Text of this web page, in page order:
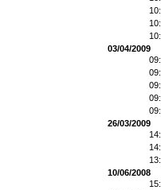
03/04/2009
26/03/2009
10/06/2008